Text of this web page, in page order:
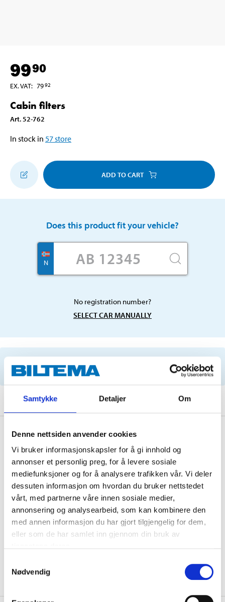
Samtykke Detaljer Om
Denne nettsiden anvender cookies
Vi bruker informasjonskapsler for å gi innhold og
annonser et personlig preg, for å levere sosiale
mediefunksjoner og for å analysere trafikken vår. Vi deler
dessuten informasjon om hvordan du bruker nettstedet
vårt, med partnerne våre innen sosiale medier,
annonsering og analysearbeid, som kan kombinere den
med annen informasjon du har gjort tilgjengelig for dem,
eller som de har samlet inn gjennom din bruk av
Nødvendig
9990
EX. VAT: 7992
Cabin filters
Art. 52-762
In stock in 57store
ADD TO CART
Does this product fit your vehicle?
N
No registration number?
SELECT CAR MANUALLY
parts by reg. number and service recommendations.
Description
Technical specifications
Length
235 mm
Width
209 mm